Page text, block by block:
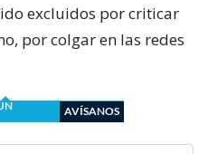
excluidos por criticar
por colgar en las redes
AVÍSANOS